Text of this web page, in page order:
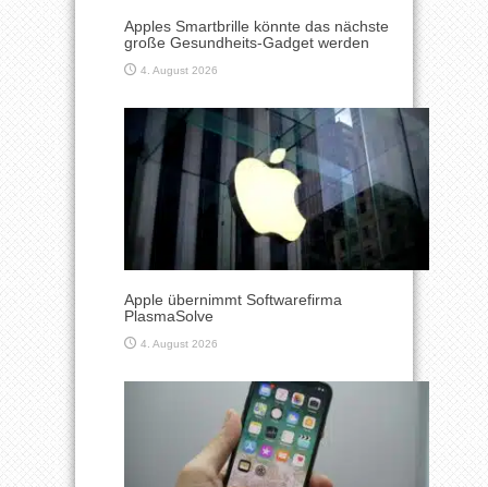
Apples Smartbrille könnte das nächste
große Gesundheits-Gadget werden
4. August 2026
Apple übernimmt Softwarefirma
PlasmaSolve
4. August 2026